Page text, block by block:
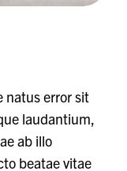
natus error sit
laudantium,
ab illo
beatae vitae